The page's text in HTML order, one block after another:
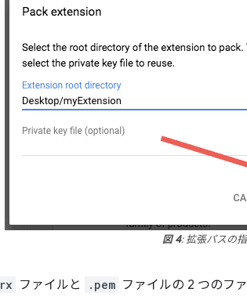
図 4: 拡張パスの
ファイルと .pem ファイルの 2 つのフ